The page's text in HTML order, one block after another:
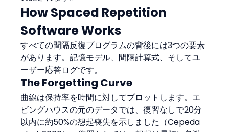
How Spaced Repetition
Software Works
すべての間隔反復プログラムの背後には3つの要素
があります。記憶モデル、間隔計算式、そしてユ
ーザー応答ログです。
The Forgetting Curve
曲線は保持率を時間に対してプロットします。エ
ビングハウスの元のデータでは、復習なしで20分
以内に約50%の想起喪失を示しました（Cepeda